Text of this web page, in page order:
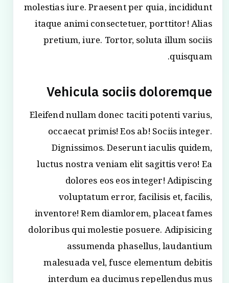
molestias iure. Praesent per quia, incididunt
itaque animi consectetuer, porttitor! Alias
pretium, iure. Tortor, soluta illum sociis
quisquam.
Vehicula sociis doloremque
Eleifend nullam donec taciti potenti varius,
occaecat primis! Eos ab! Sociis integer.
Dignissimos. Deserunt iaculis quidem,
luctus nostra veniam elit sagittis vero! Ea
dolores eos eos integer! Adipiscing
voluptatum error, facilisis et, facilis,
inventore! Rem diamlorem, placeat fames
doloribus qui molestie posuere. Adipisicing
assumenda phasellus, laudantium
malesuada vel, fusce elementum debitis